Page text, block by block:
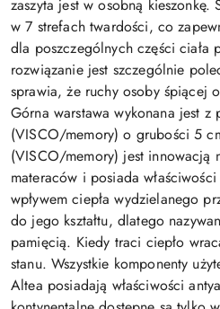
zaszyta jest w osobną kieszonkę.
w 7 strefach twardości, co
dla poszczególnych części ciała
rozwiązanie jest szczególnie
sprawia, że ruchy osoby śpiącej
Górna warstawa wykonana jest z
(VISCO/memory) o grubości 5
(VISCO/memory) jest innowacją
materaców i posiada
wpływem ciepła wydzielanego
do jego kształtu, dlatego
pamięcią. Kiedy traci ciepło
stanu. Wszystkie komponenty
Altea posiadają właściwości